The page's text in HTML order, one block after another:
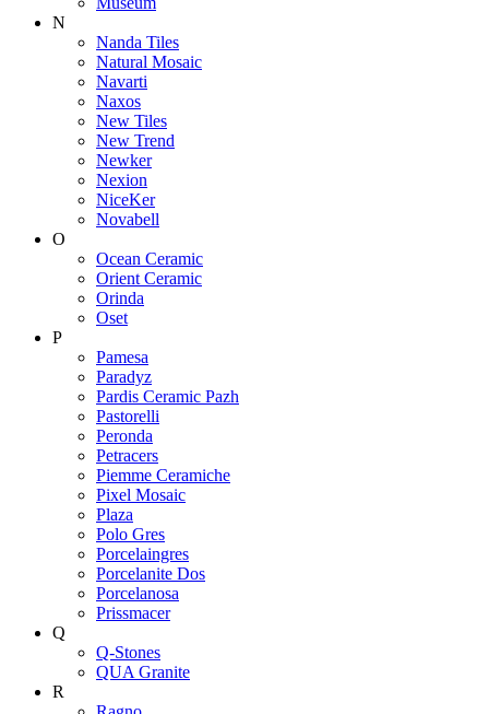
N
Nanda Tiles
Natural Mosaic
Navarti
Naxos
New Tiles
New Trend
Newker
Nexion
NiceKer
Novabell
O
Ocean Ceramic
Orient Ceramic
Orinda
Oset
P
Pamesa
Paradyz
Pardis Ceramic Pazh
Pastorelli
Peronda
Petracers
Piemme Ceramiche
Pixel Mosaic
Plaza
Polo Gres
Porcelaingres
Porcelanite Dos
Porcelanosa
Prissmacer
Q
Q-Stones
QUA Granite
R